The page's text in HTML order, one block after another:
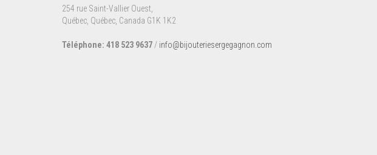
254 rue Saint-Vallier Ouest,
Québec, Québec, Canada G1K 1K2
Téléphone: 418 523 9637 / info@bijouteriesergegagnon.com